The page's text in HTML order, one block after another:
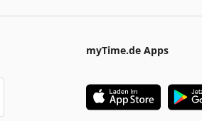
myTime.de Apps